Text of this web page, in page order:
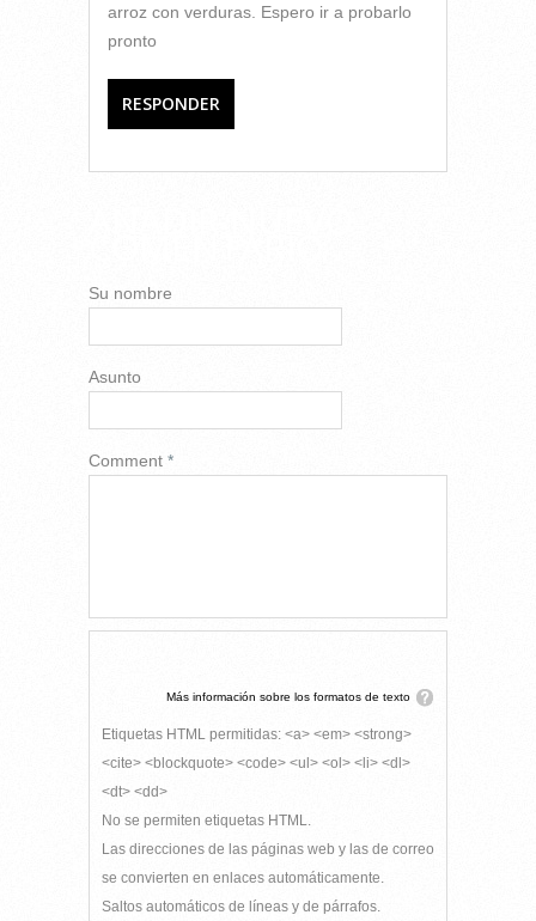
arroz con verduras. Espero ir a probarlo
pronto
RESPONDER
Su nombre
Asunto
Comment *
Más información sobre los formatos de texto
Etiquetas HTML permitidas: <a> <em> <strong>
<cite> <blockquote> <code> <ul> <ol> <li> <dl>
<dt> <dd>
No se permiten etiquetas HTML.
Las direcciones de las páginas web y las de correo
se convierten en enlaces automáticamente.
Saltos automáticos de líneas y de párrafos.